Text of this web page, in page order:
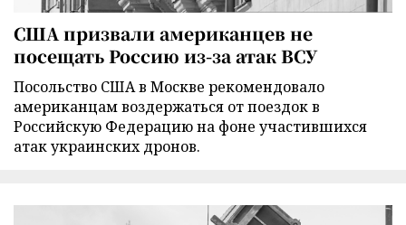
США призвали американцев не
посещать Россию из-за атак ВСУ
Посольство США в Москве рекомендовало
американцам воздержаться от поездок в
Российскую Федерацию на фоне участившихся
атак украинских дронов.